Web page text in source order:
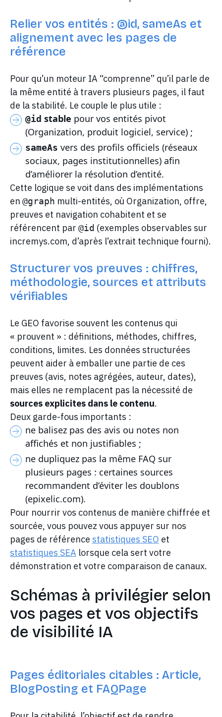
Relier vos entités : @id, sameAs et
alignement avec les pages de
référence
Pour qu’un moteur IA “comprenne” qu’il parle de
la même entité à travers plusieurs pages, il faut
de la stabilité. Le couple le plus utile :
@id stable pour vos entités pivot
(Organization, produit logiciel, service) ;
sameAs vers des profils officiels (réseaux
sociaux, pages institutionnelles) afin
d’améliorer la résolution d’entité.
Cette logique se voit dans des implémentations
en @graph multi-entités, où Organization, offre,
preuves et navigation cohabitent et se
référencent par @id (exemples observables sur
incremys.com, d’après l’extrait technique fourni).
Structurer vos preuves : chiffres,
méthodologie, sources et attributs
vérifiables
Le GEO favorise souvent les contenus qui
« prouvent » : définitions, méthodes, chiffres,
conditions, limites. Les données structurées
peuvent aider à emballer une partie de ces
preuves (avis, notes agrégées, auteur, dates),
mais elles ne remplacent pas la nécessité de
sources explicites dans le contenu.
Deux garde-fous importants :
ne balisez pas des avis ou notes non
affichés et non justifiables ;
ne dupliquez pas la même FAQ sur
plusieurs pages : certaines sources
recommandent d’éviter les doublons
(epixelic.com).
Pour nourrir vos contenus de manière chiffrée et
sourcée, vous pouvez vous appuyer sur nos
pages de référence statistiques SEO et
statistiques SEA lorsque cela sert votre
démonstration et votre comparaison de canaux.
Schémas à privilégier selon
vos pages et vos objectifs
de visibilité IA
Pages éditoriales citables : Article,
BlogPosting et FAQPage